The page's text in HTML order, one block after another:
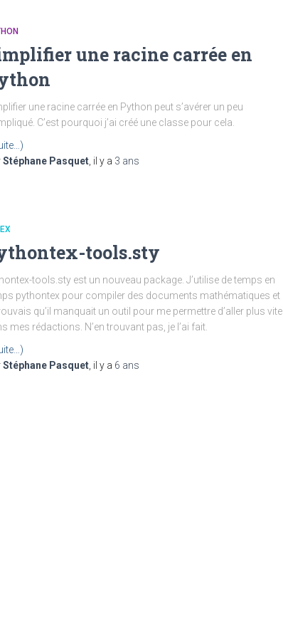
une racine carrée en
une racine carrée en Python peut s’avérer un peu
C’est pourquoi j’ai créé une classe pour cela.
Stéphane Pasquet , il y a 3 ans
tools.sty
tools.sty est un nouveau package. J’utilise de temps en
pythontex pour compiler des documents mathématiques et
qu’il manquait un outil pour me permettre d’aller plus vite
mes rédactions. N’en trouvant pas, je l’ai fait.
Stéphane Pasquet , il y a 6 ans